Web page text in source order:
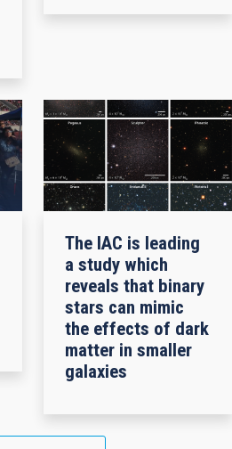
The IAC is leading
a study which
reveals that binary
stars can mimic
the effects of dark
matter in smaller
galaxies